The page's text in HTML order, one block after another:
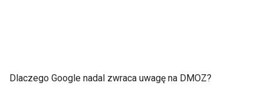
Dlaczego Google nadal zwraca uwagę na DMOZ?